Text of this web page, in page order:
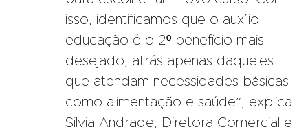
isso, identificamos que o auxílio
educação é o 2º benefício mais
desejado, atrás apenas daqueles
que atendam necessidades básicas
como alimentação e saúde”, explica
Silvia Andrade, Diretora Comercial e